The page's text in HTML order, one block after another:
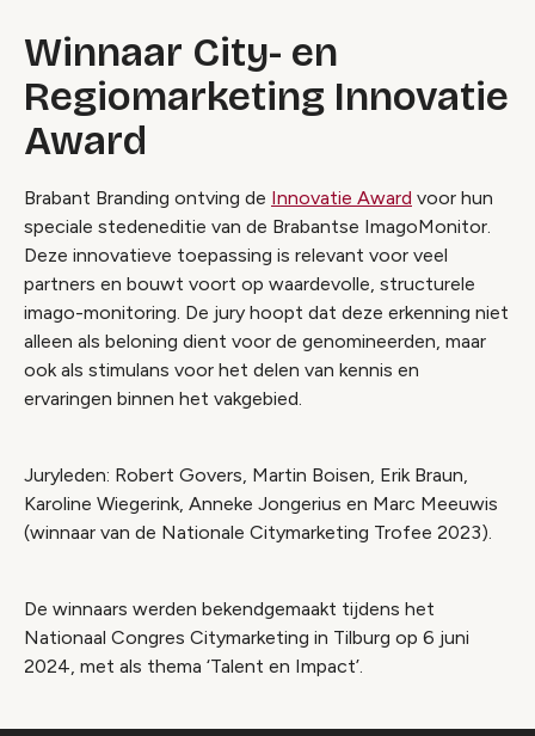
Winnaar City- en
Regiomarketing Innovatie
Award
Brabant Branding ontving de Innovatie Award voor hun
speciale stedeneditie van de Brabantse ImagoMonitor.
Deze innovatieve toepassing is relevant voor veel
partners en bouwt voort op waardevolle, structurele
imago-monitoring. De jury hoopt dat deze erkenning niet
alleen als beloning dient voor de genomineerden, maar
ook als stimulans voor het delen van kennis en
ervaringen binnen het vakgebied.
Juryleden: Robert Govers, Martin Boisen, Erik Braun,
Karoline Wiegerink, Anneke Jongerius en Marc Meeuwis
(winnaar van de Nationale Citymarketing Trofee 2023).
De winnaars werden bekendgemaakt tijdens het
Nationaal Congres Citymarketing in Tilburg op 6 juni
2024, met als thema ‘Talent en Impact’.